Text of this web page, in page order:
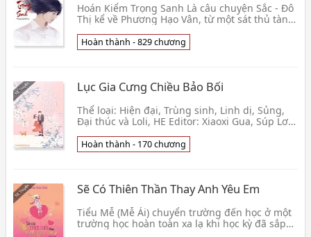
Hoán Kiểm Trọng Sanh Là câu chuyện Sắc - Đô
Thị kể về Phương Hạo Vân, từ một sát thủ tàn
sống b👦 Xích Tuyết
Hoàn thành - 829 chương
Lục Gia Cưng Chiều Bảo Bối
Thể loại: Hiện đại, Trùng sinh, Linh dị, Sủng,
Đại thúc và Loli, HE Editor: Xiaoxi Gua, Súp Lơ,
Nguyệt Không Đồng
Hoàn thành - 170 chương
Sẽ Có Thiên Thần Thay Anh Yêu Em
Tiểu Mễ (Mễ Ái) chuyển trường đến học ở một
trường học hoàn toàn xa lạ khi học kỳ đã sắp